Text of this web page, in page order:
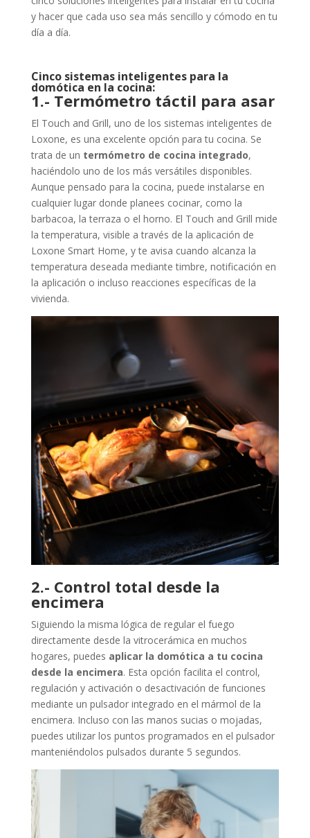
y hacer que cada uso sea más sencillo y cómodo en tu
día a día.
Cinco sistemas inteligentes para la
domótica en la cocina:
1.- Termómetro táctil para asar
El Touch and Grill, uno de los sistemas inteligentes de
Loxone, es una excelente opción para tu cocina. Se
trata de un termómetro de cocina integrado,
haciéndolo uno de los más versátiles disponibles.
Aunque pensado para la cocina, puede instalarse en
cualquier lugar donde planees cocinar, como la
barbacoa, la terraza o el horno. El Touch and Grill mide
la temperatura, visible a través de la aplicación de
Loxone Smart Home, y te avisa cuando alcanza la
temperatura deseada mediante timbre, notificación en
la aplicación o incluso reacciones específicas de la
vivienda.
2.- Control total desde la
encimera
Siguiendo la misma lógica de regular el fuego
directamente desde la vitrocerámica en muchos
hogares, puedes aplicar la domótica a tu cocina
desde la encimera. Esta opción facilita el control,
regulación y activación o desactivación de funciones
mediante un pulsador integrado en el mármol de la
encimera. Incluso con las manos sucias o mojadas,
puedes utilizar los puntos programados en el pulsador
manteniéndolos pulsados durante 5 segundos.